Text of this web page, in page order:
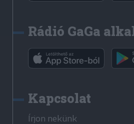
Rádió GaGa
Kapcsolat
Írjon nekünk